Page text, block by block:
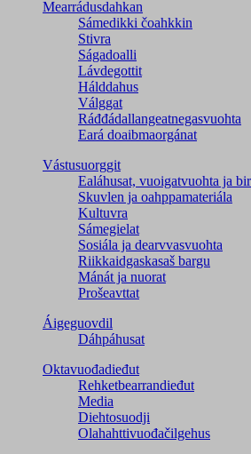
Mearrádusdahkan
Sámedikki čoahkkin
Stivra
Ságadoalli
Lávdegottit
Hálddahus
Válggat
Ráđđádallangeatnegas­vuohta
Eará doaibmaorgánat
Vástusuorggit
Ealáhusat, vuoigatvuohta ja
Skuvlen ja oahppamateriála
Kultuvra
Sámegielat
Sosiála ja dearvvasvuohta
Riikkaidgaskasaš bargu
Mánát ja nuorat
Prošeavttat
Áigeguovdil
Dáhpáhusat
Oktavuođadieđut
Rehketbearrandieđut
Media
Diehtosuodji
Olahahttivuođačilgehus